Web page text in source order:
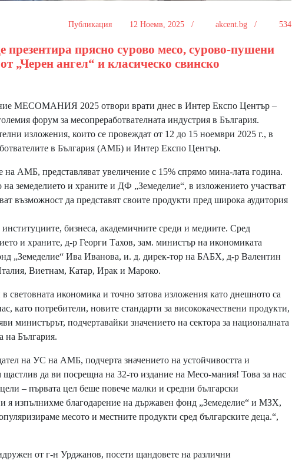
Публикация 12 Ноемв, 2025 / akcent.bg / 534
прясно сурово месо, сурово-пушени
„Черен ангел“ и класическо свинско
МЕСОМАНИЯ 2025 отвори врати днес в Интер Експо Център –
форум за месопреработвателната индустрия в България.
изложения, които се провеждат от 12 до 15 ноември 2025 г., в
в България (АМБ) и Интер Експо Център.
АМБ, представляват увеличение с 15% спрямо мина-лата година.
земеделието и храните и ДФ „Земеделие“, в изложението участват
възможност да представят своите продукти пред широка аудитория
бизнеса, академичните среди и медиите. Сред
и храните, д-р Георги Тахов, зам. министър на икономиката
„Земеделие“ Ива Иванова, и. д. дирек-тор на БАБХ, д-р Валентин
Виетнам, Катар, Ирак и Мароко.
икономика и точно затова изложения като днешното са
като потребители, новите стандарти за висококачествени продукти,
министърът, подчертавайки значението на сектора за националната
на България.
на УС на АМБ, подчерта значението на устойчивостта и
да ви посрещна на 32-то издание на Месо-мания! Това за нас
– първата цел беше повече малки и средни български
я изпълнихме благодарение на държавен фонд „Земеделие“ и МЗХ,
месото и местните продукти сред българските деца.“,
от г-н Урджанов, посети щандовете на различни